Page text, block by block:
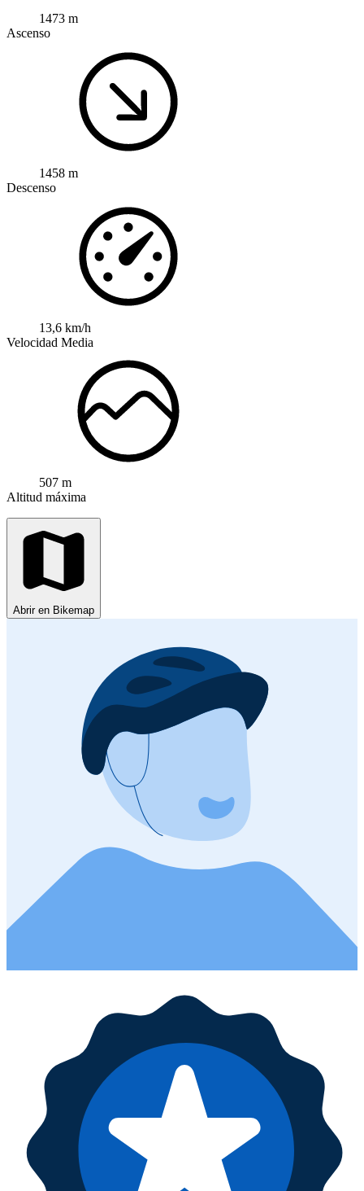
1473 m
Ascenso
1458 m
Descenso
13,6 km/h
Velocidad Media
507 m
Altitud máxima
Abrir en Bikemap